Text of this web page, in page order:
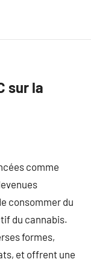
sur la
comme
consommer du
du cannabis.
formes,
et offrent une